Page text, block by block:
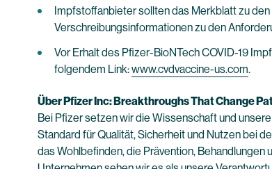
Impfstoffanbieter sollten das Merkblatt zu
Verschreibungsinformationen zu den
Vor Erhalt des Pfizer-BioNTech COVID-19
folgendem Link:www.cvdvaccine-us.com.
Über Pfizer Inc: Breakthroughs That Change
Bei Pfizer setzen wir die Wissenschaft und
Standard für Qualität, Sicherheit und Nutzen bei
das Wohlbefinden, die Prävention,